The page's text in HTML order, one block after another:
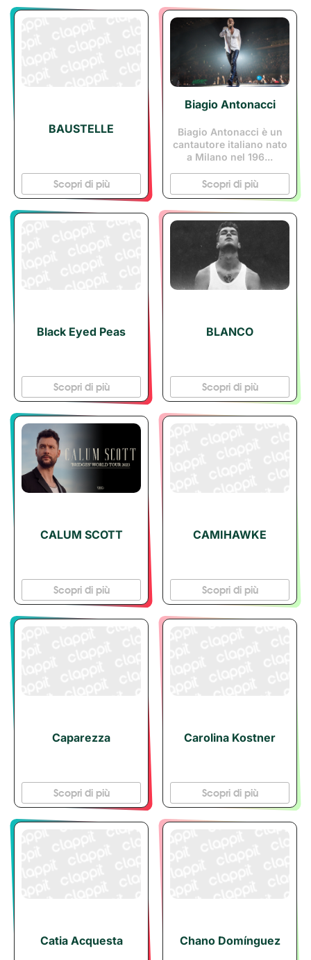
BAUSTELLE
Scopri di più
Biagio Antonacci
Biagio Antonacci è un
cantautore italiano nato
a Milano nel 196...
Scopri di più
Black Eyed Peas
Scopri di più
BLANCO
Scopri di più
CALUM SCOTT
Scopri di più
CAMIHAWKE
Scopri di più
Caparezza
Scopri di più
Carolina Kostner
Scopri di più
Catia Acquesta Chano Domínguez